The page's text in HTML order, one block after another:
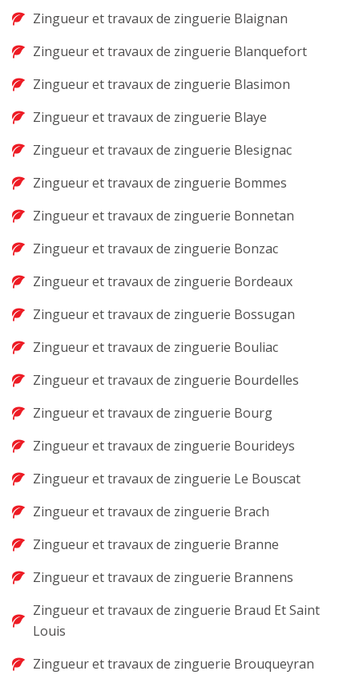
Zingueur et travaux de zinguerie Blaignan
Zingueur et travaux de zinguerie Blanquefort
Zingueur et travaux de zinguerie Blasimon
Zingueur et travaux de zinguerie Blaye
Zingueur et travaux de zinguerie Blesignac
Zingueur et travaux de zinguerie Bommes
Zingueur et travaux de zinguerie Bonnetan
Zingueur et travaux de zinguerie Bonzac
Zingueur et travaux de zinguerie Bordeaux
Zingueur et travaux de zinguerie Bossugan
Zingueur et travaux de zinguerie Bouliac
Zingueur et travaux de zinguerie Bourdelles
Zingueur et travaux de zinguerie Bourg
Zingueur et travaux de zinguerie Bourideys
Zingueur et travaux de zinguerie Le Bouscat
Zingueur et travaux de zinguerie Brach
Zingueur et travaux de zinguerie Branne
Zingueur et travaux de zinguerie Brannens
Zingueur et travaux de zinguerie Braud Et Saint
Louis
Zingueur et travaux de zinguerie Brouqueyran